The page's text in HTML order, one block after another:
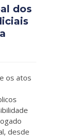
dos
os atos
desde